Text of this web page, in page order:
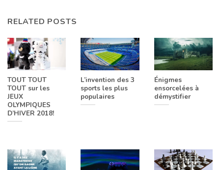
RELATED POSTS
TOUT TOUT
TOUT sur les
JEUX
OLYMPIQUES
D’HIVER 2018!
L’invention des 3
sports les plus
populaires
Énigmes
ensorcelées à
démystifier